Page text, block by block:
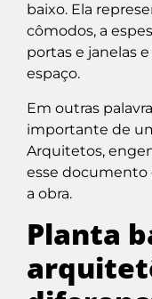
baixo. Ela
cômodos, a
portas e janelas
espaço.
Em outras
importante de
Arquitetos,
esse documento
a obra.
Planta